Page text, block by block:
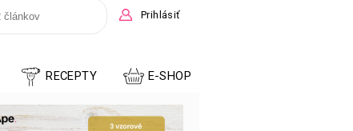
RECEPTY E-SHOP
Prihlásiť